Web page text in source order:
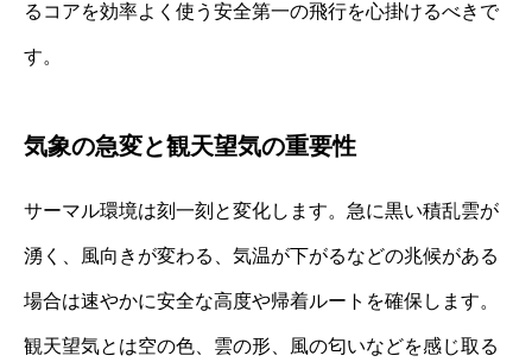
るコアを効率よく使う安全第一の飛行を心掛けるべきで
す。
気象の急変と観天望気の重要性
サーマル環境は刻一刻と変化します。急に黒い積乱雲が
湧く、風向きが変わる、気温が下がるなどの兆候がある
場合は速やかに安全な高度や帰着ルートを確保します。
観天望気とは空の色、雲の形、風の匂いなどを感じ取る